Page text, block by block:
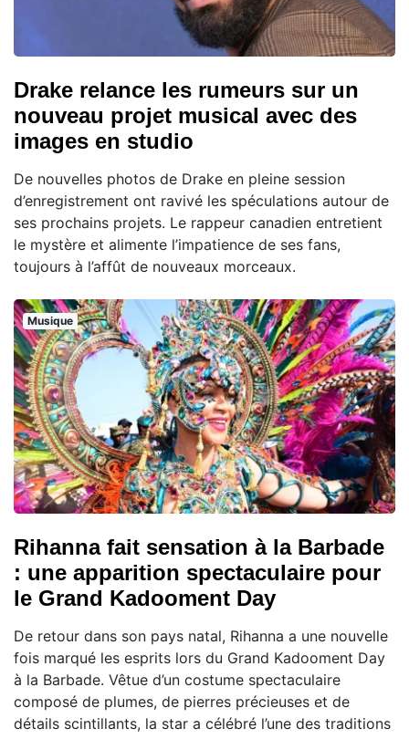
Drake relance les rumeurs sur un
nouveau projet musical avec des
images en studio
De nouvelles photos de Drake en pleine session
d’enregistrement ont ravivé les spéculations autour de
ses prochains projets. Le rappeur canadien entretient
le mystère et alimente l’impatience de ses fans,
toujours à l’affût de nouveaux morceaux.
Musique
Rihanna fait sensation à la Barbade
: une apparition spectaculaire pour
le Grand Kadooment Day
De retour dans son pays natal, Rihanna a une nouvelle
fois marqué les esprits lors du Grand Kadooment Day
à la Barbade. Vêtue d’un costume spectaculaire
composé de plumes, de pierres précieuses et de
détails scintillants, la star a célébré l’une des traditions